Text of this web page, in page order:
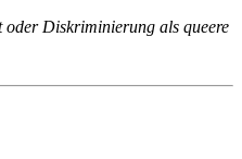
Diskriminierung als queere